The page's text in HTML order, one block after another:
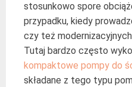
stosunkowo spore
przypadku, kiedy
czy też
Tutaj bardzo często
kompaktowe pompy do
składane z tego typu